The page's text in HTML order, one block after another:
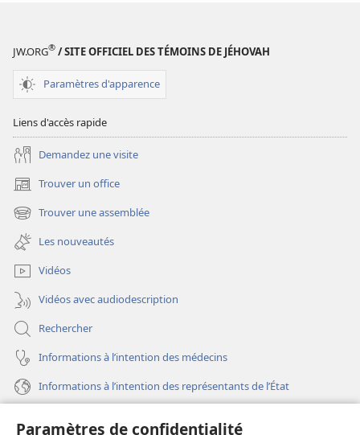
Paramètres de confidentialité
JW.ORG® / SITE OFFICIEL DES TÉMOINS DE JÉHOVAH
Paramètres d'apparence
Liens d'accès rapide
Demandez une visite
Trouver un office
(ouvre
une
nouvelle
fenêtre)
Trouver une assemblée
(ouvre
une
nouvelle
fenêtre)
Les nouveautés
Vidéos
Vidéos avec audiodescription
Rechercher
Informations à l’intention des médecins
Informations à l’intention des représentants de l’État